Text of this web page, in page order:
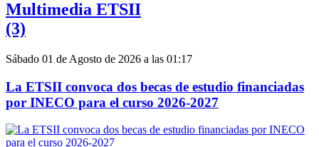
Multimedia ETSII
(3)
Sábado 01 de Agosto de 2026 a las 01:17
La ETSII convoca dos becas de estudio financiadas
por INECO para el curso 2026-2027